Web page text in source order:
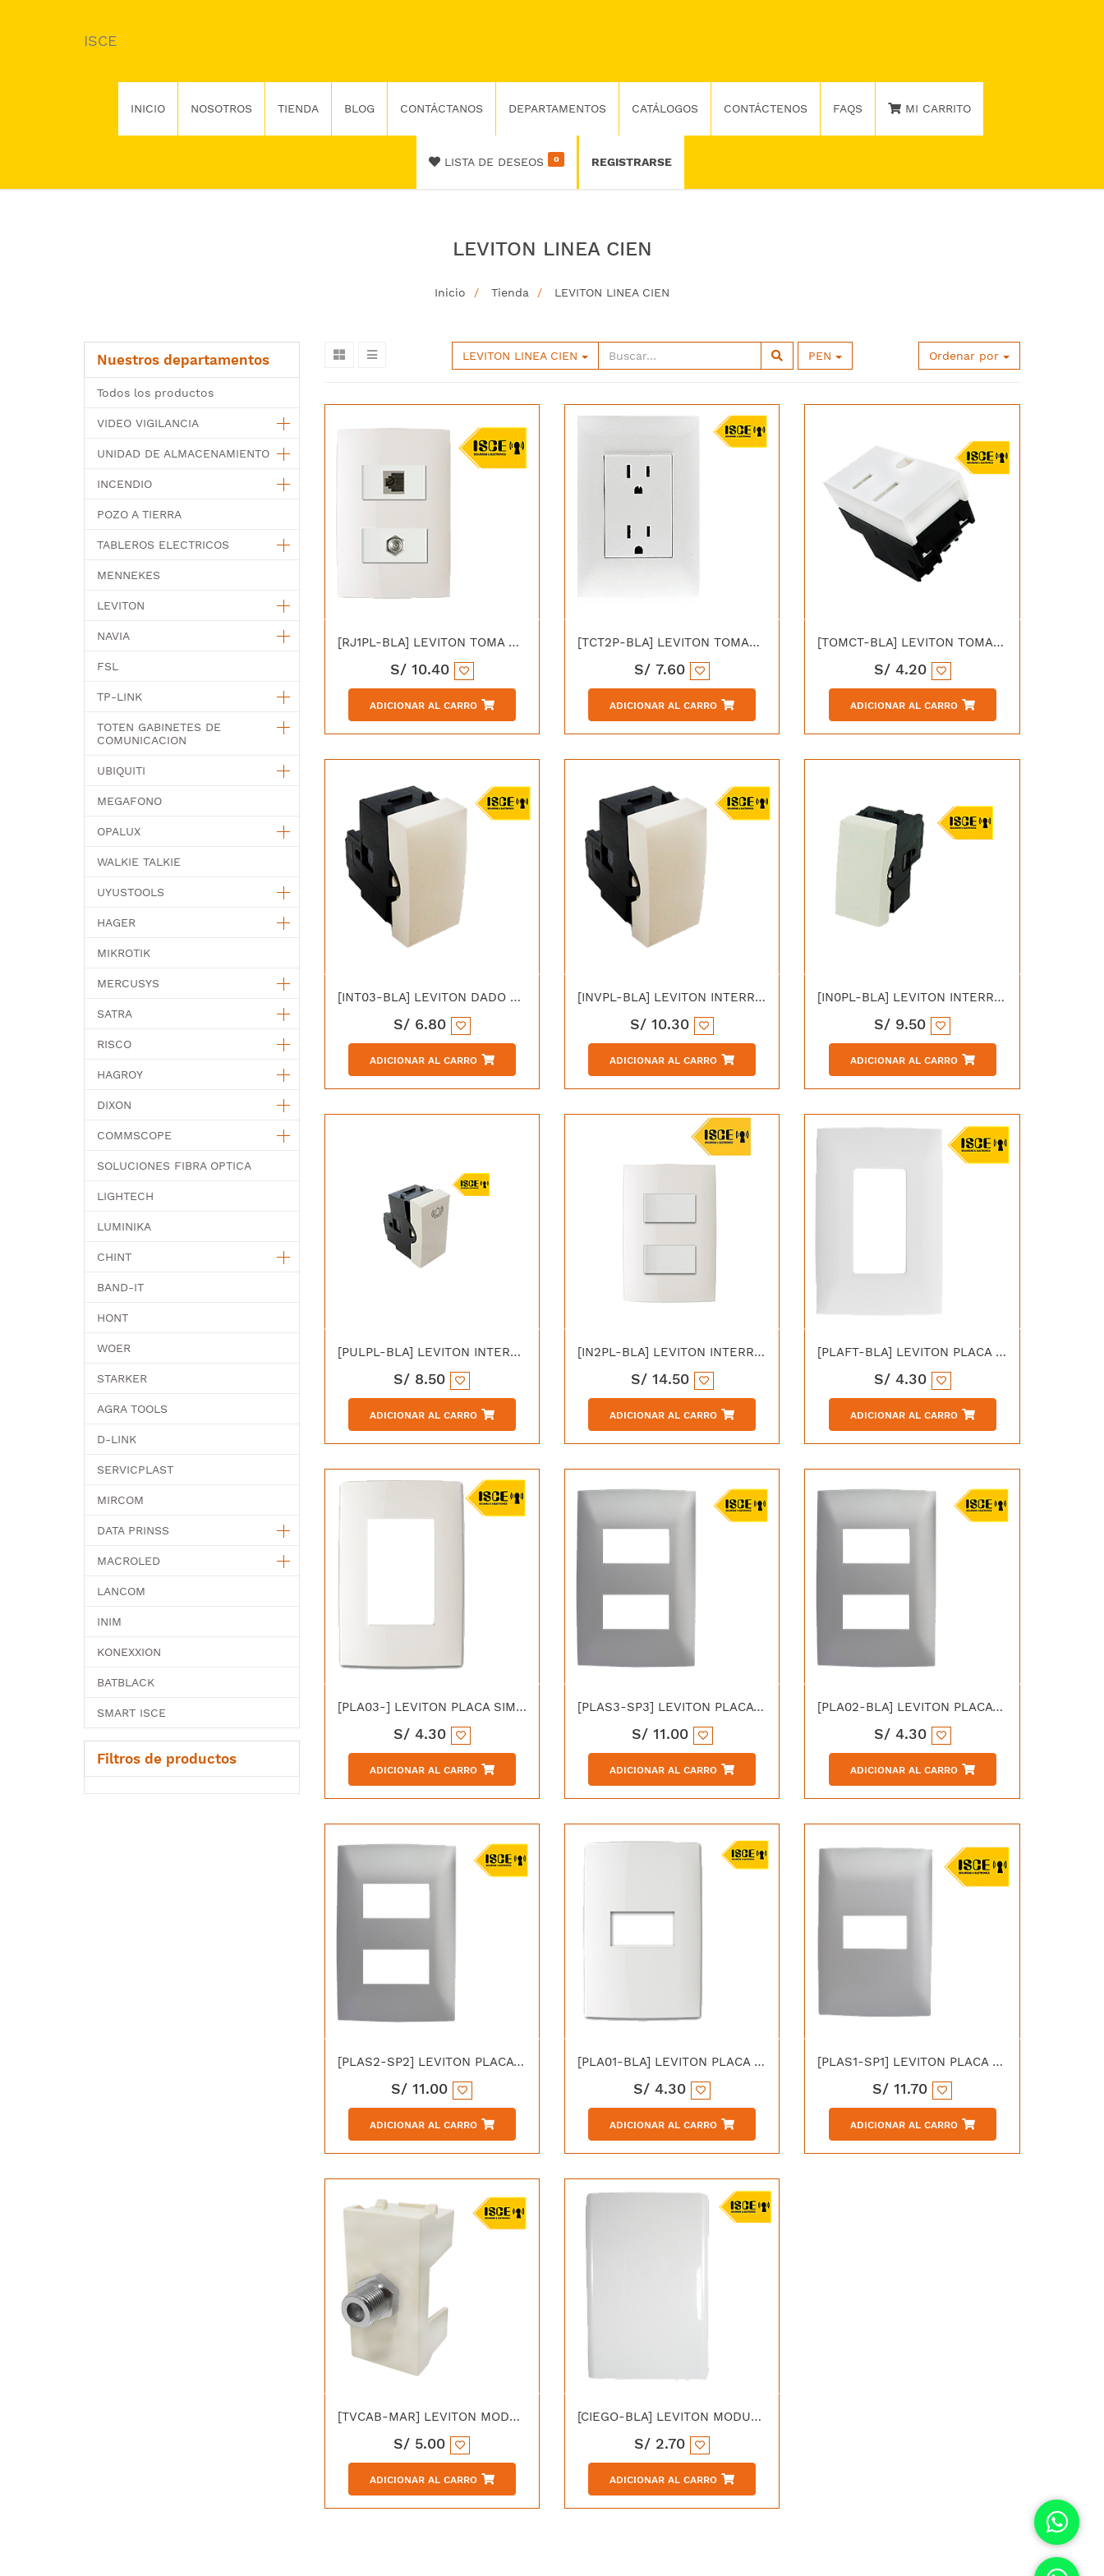
ISCE
INICIO NOSOTROS TIENDA BLOG CONTÁCTANOS DEPARTAMENTOS CATÁLOGOS CONTÁCTENOS FAQS MI CARRITO
LISTA DE DESEOS 0 REGISTRARSE
LEVITON LINEA CIEN
Inicio Tienda LEVITON LINEA CIEN
Nuestros departamentos
Todos los productos
VIDEO VIGILANCIA
UNIDAD DE ALMACENAMIENTO
INCENDIO
POZO A TIERRA
TABLEROS ELECTRICOS
MENNEKES
LEVITON
NAVIA
FSL
TP-LINK
TOTEN GABINETES DE
COMUNICACION
UBIQUITI
MEGAFONO
OPALUX
WALKIE TALKIE
UYUSTOOLS
HAGER
MIKROTIK
MERCUSYS
SATRA
RISCO
HAGROY
DIXON
COMMSCOPE
SOLUCIONES FIBRA OPTICA
LIGHTECH
LUMINIKA
CHINT
BAND-IT
HONT
WOER
STARKER
AGRA TOOLS
D-LINK
SERVICPLAST
MIRCOM
DATA PRINSS
MACROLED
LANCOM
INIM
KONEXXION
BATBLACK
SMART ISCE
Filtros de productos
LEVITON LINEA CIEN PEN Ordenar por
[RJ1PL-BLA] LEVITON TOMA SIMPLE CON MODULO RJ11 CAT3 C/PLACA CIEN BLANCA
S/ 10.40
ADICIONAR AL CARRO
[TCT2P-BLA] LEVITON TOMACORRIENTE POLARIZADO CIEN C/TIERRA DUPLEX C/PLACA 15A (125-250)V BLANCO
S/7.60
ADICIONAR AL CARRO
[TOMCT-BLA] LEVITON TOMACORRIENTE POLARIZADO CIEN C/TIERRA 15A 125/250V - BLANCO
S/ 4.20
ADICIONAR AL CARRO
[INT03-BLA] LEVITON DADO DE 3 VIAS CIEN BLANCO
S/ 6.80
ADICIONAR AL CARRO
[INVPL-BLA] LEVITON INTERRUPTOR SIMPLE 3 VIAS CONMUTADOR 10A 250V C/PLACA CIEN BLANCA
S/10.30
ADICIONAR AL CARRO
[IN0PL-BLA] LEVITON INTERRUPTOR SIMPLE 10A 250V C/PLACA CIEN BLANCA
S/ 9.50
ADICIONAR AL CARRO
[PULPL-BLA] LEVITON INTERRUPTOR PULSADOR C/SÍMBOLO 10A 250V C/PLACA CIEN BLANCA
S/ 8.50
ADICIONAR AL CARRO
[IN2PL-BLA] LEVITON INTERRUPTOR DOBLE 10A 250V C/PLACA CIEN BLANCA
S/ 14.50
ADICIONAR AL CARRO
[PLAFT-BLA] LEVITON PLACA SIMPLE 3 MODULOS PARA TOMA UNIVERSAL GFCI CIEN BLANCA 5825-W
S/ 4.30
ADICIONAR AL CARRO
[PLA03-] LEVITON PLACA SIMPLE 3 MODULOS CIEN MARFIL
S/ 4.30
ADICIONAR AL CARRO
[PLAS3-SP3] LEVITON PLACA SIMPLE 3 MÓDULOS CIEN ALUMINIO
S/ 11.00
ADICIONAR AL CARRO
[PLA02-BLA] LEVITON PLACA SIMPLE 2 MODULOS CIEN BLANCA
S/ 4.30
ADICIONAR AL CARRO
[PLAS2-SP2] LEVITON PLACA SIMPLE 2 MODULOS CIEN ALUMINIO
S/11.00
ADICIONAR AL CARRO
[PLA01-BLA] LEVITON PLACA SIMPLE 1 MODULO CIEN BLANCA
S/4.30
ADICIONAR AL CARRO
[PLAS1-SP1] LEVITON PLACA SIMPLE 1 MÓDULO CIEN ALUMINIO
S/11.70
ADICIONAR AL CARRO
[TVCAB-MAR] LEVITON MODULO TV COAXIAL CIEN MARFIL
S/ 5.00
ADICIONAR AL CARRO
[CIEGO-BLA] LEVITON MODULO CIEGO CIEN BLANCO
S/ 2.70
ADICIONAR AL CARRO